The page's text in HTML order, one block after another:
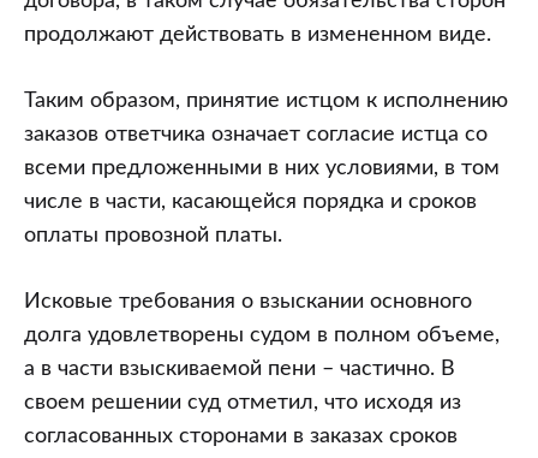
продолжают действовать в измененном виде.
Таким образом, принятие истцом к исполнению
заказов ответчика означает согласие истца со
всеми предложенными в них условиями, в том
числе в части, касающейся порядка и сроков
оплаты провозной платы.
Исковые требования о взыскании основного
долга удовлетворены судом в полном объеме,
а в части взыскиваемой пени – частично. В
своем решении суд отметил, что исходя из
согласованных сторонами в заказах сроков